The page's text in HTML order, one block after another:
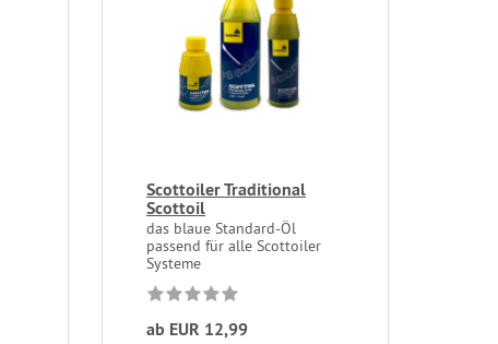
Scottoiler Traditional
Scottoil
das blaue Standard-Öl
passend für alle Scottoiler
Systeme
ab EUR 12,99